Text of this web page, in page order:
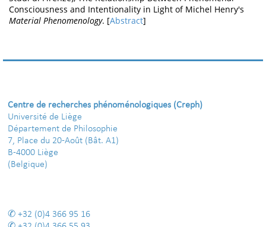
Consciousness and Intentionality in Light of Michel Henry's
Material Phenomenology. [Abstract]
Centre de recherches phénoménologiques (Creph)
Université de Liège
Département de Philosophie
7, Place du 20-Août (Bât. A1)
B-4000 Liège
(Belgique)
+32 (0)4 366 95 16